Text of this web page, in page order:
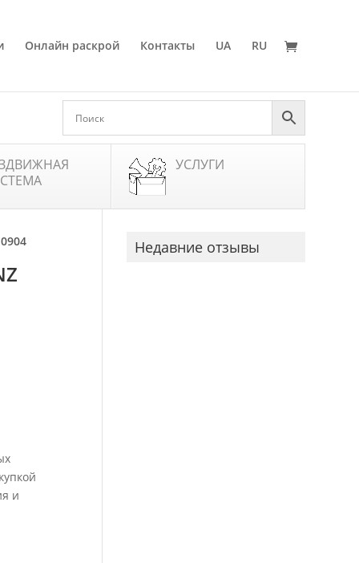
Онлайн раскрой Контакты UA RU
УСЛУГИ
и
Недавние отзывы